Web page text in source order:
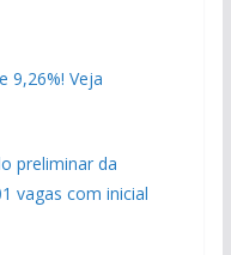
9,26%! Veja
preliminar da
vagas com inicial